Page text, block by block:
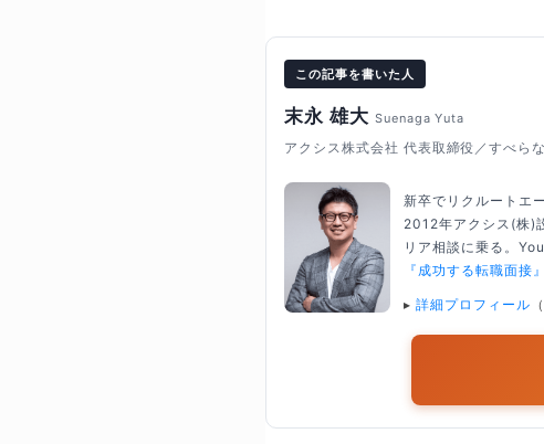
この記事を書いた人
末永 雄大 Suenaga Yuta
アクシス株式会社 代表取締役／すべら
新卒でリクルートエ
2012年アクシス(株)
リア相談に乗る。
『成功する転職面接』
▸ 詳細プロフィール （